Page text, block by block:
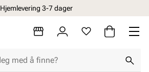
Hjemlevering 3-7 dager